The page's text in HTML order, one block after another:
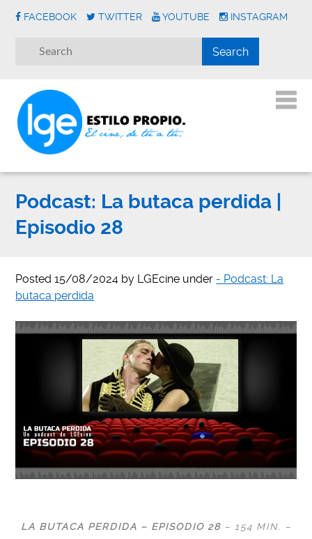
FACEBOOK TWITTER YOUTUBE INSTAGRAM
Podcast: La butaca perdida |
Episodio 28
Posted15/08/2024 by LGEcine under - Podcast: La
butaca perdida
LA BUTACA PERDIDA – EPISODIO 28 – 154 MIN. –